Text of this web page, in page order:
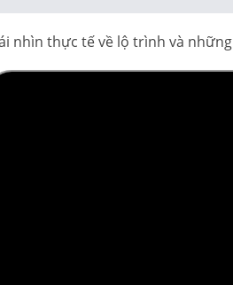
nhìn thực tế về lộ trình và